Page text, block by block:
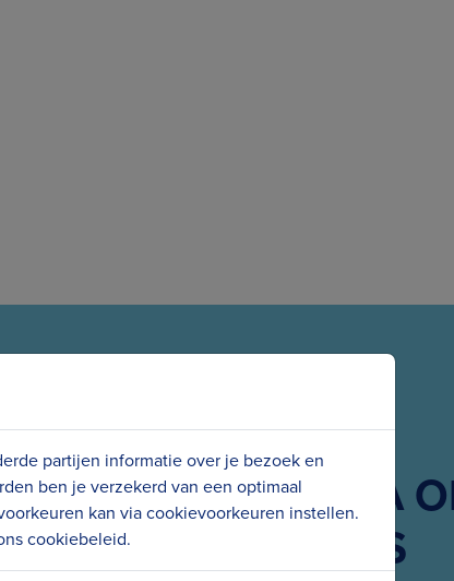
VOLG ONS VIA
SOCIALS
partijen informatie over je bezoek en
ben je verzekerd van een optimaal
kan via cookievoorkeuren instellen.
cookiebeleid.